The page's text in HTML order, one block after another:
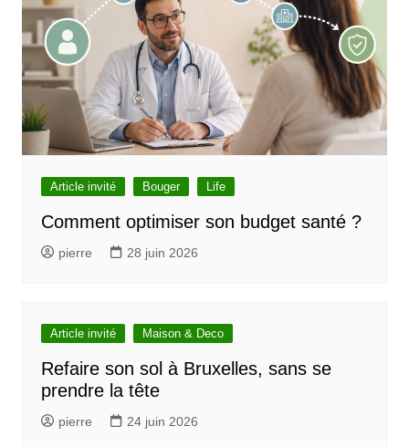
Article invité Bouger Life
Comment optimiser son budget santé ?
pierre 28 juin 2026
Article invité Maison & Deco
Refaire son sol à Bruxelles, sans se
prendre la tête
pierre 24 juin 2026